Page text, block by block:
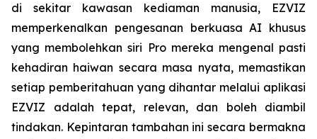
di sekitar kawasan kediaman manusia, EZVIZ
memperkenalkan pengesanan berkuasa AI khusus
yang membolehkan siri Pro mereka mengenal pasti
kehadiran haiwan secara masa nyata, memastikan
setiap pemberitahuan yang dihantar melalui aplikasi
EZVIZ adalah tepat, relevan, dan boleh diambil
tindakan. Kepintaran tambahan ini secara bermakna